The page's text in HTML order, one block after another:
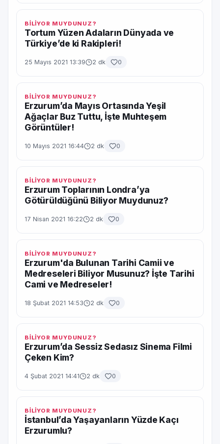
BİLİYOR MUYDUNUZ?
Tortum Yüzen Adaların Dünyada ve
Türkiye’de ki Rakipleri!
25 Mayıs 2021 13:39 2 dk 0
BİLİYOR MUYDUNUZ?
Erzurum’da Mayıs Ortasında Yeşil
Ağaçlar Buz Tuttu, İşte Muhteşem
Görüntüler!
10 Mayıs 2021 16:44 2 dk 0
BİLİYOR MUYDUNUZ?
Erzurum Toplarının Londra’ya
Götürüldüğünü Biliyor Muydunuz?
17 Nisan 2021 16:22 2 dk 0
BİLİYOR MUYDUNUZ?
Erzurum'da Bulunan Tarihi Camii ve
Medreseleri Biliyor Musunuz? İşte Tarihi
Cami ve Medreseler!
18 Şubat 2021 14:53 2 dk 0
BİLİYOR MUYDUNUZ?
Erzurum’da Sessiz Sedasız Sinema Filmi
Çeken Kim?
4 Şubat 2021 14:41 2 dk 0
BİLİYOR MUYDUNUZ?
İstanbul’da Yaşayanların Yüzde Kaçı
Erzurumlu?